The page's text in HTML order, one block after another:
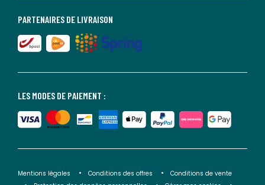
LES MODES DE PAIEMENT :
PARTENAIRES DE LIVRAISON
Mentions légales Conditions des offres
Conditions de vente